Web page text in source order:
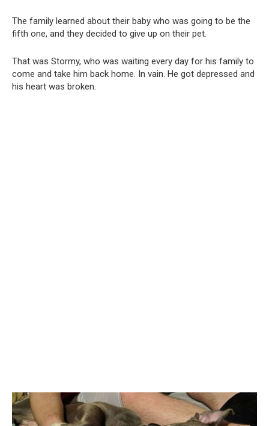
The family learned about their baby who was going to be the
fifth one, and they decided to give up on their pet.
That was Stormy, who was waiting every day for his family to
come and take him back home. In vain. He got depressed and
his heart was broken.